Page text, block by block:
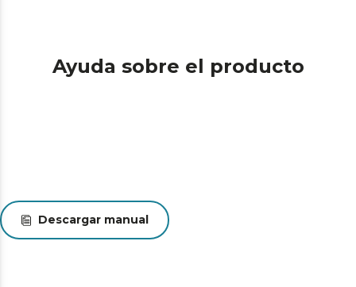
Ayuda sobre el producto
Descargar manual